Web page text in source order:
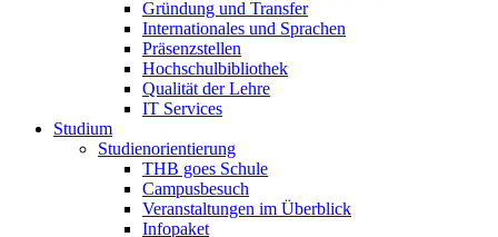
Gründung und Transfer
Internationales und Sprachen
Präsenzstellen
Hochschulbibliothek
Qualität der Lehre
IT Services
Studium
Studienorientierung
THB goes Schule
Campusbesuch
Veranstaltungen im Überblick
Infopaket